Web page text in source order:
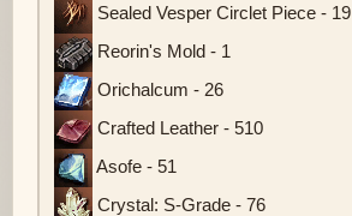
Sealed Vesper Circlet Piece - 19
Reorin's Mold - 1
Orichalcum - 26
Crafted Leather - 510
Asofe - 51
Crystal: S-Grade - 76